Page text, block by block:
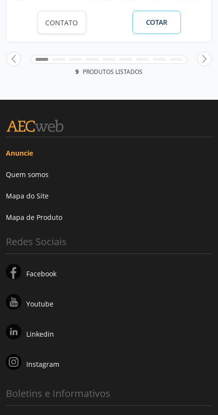
CONTATO COTAR
9 PRODUTOS LISTADOS
Anuncie
Quem somos
Mapa do Site
Mapa de Produto
Redes Sociais
Facebook
Youtube
Linkedin
Instagram
Boletins e Informativos